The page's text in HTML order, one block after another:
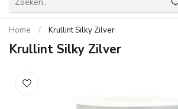
Home / Krullint Silky Zilver
Krullint Silky Zilver